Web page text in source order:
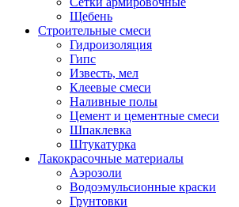
Щебень
Строительные смеси
Гидроизоляция
Гипс
Известь, мел
Клеевые смеси
Наливные полы
Цемент и цементные смеси
Шпаклевка
Штукатурка
Лакокрасочные материалы
Аэрозоли
Водоэмульсионные краски
Грунтовки